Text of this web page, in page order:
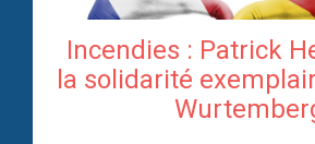
Incendies : Patrick
la solidarité